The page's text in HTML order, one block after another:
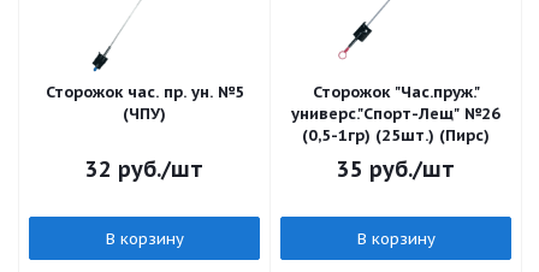
Сторожок час. пр. ун. №5
(ЧПУ)
32 руб./шт
В корзину
Сторожок "Час.пруж."
универс."Спорт-Лещ" №26
(0,5-1гр) (25шт.) (Пирс)
35 руб./шт
В корзину